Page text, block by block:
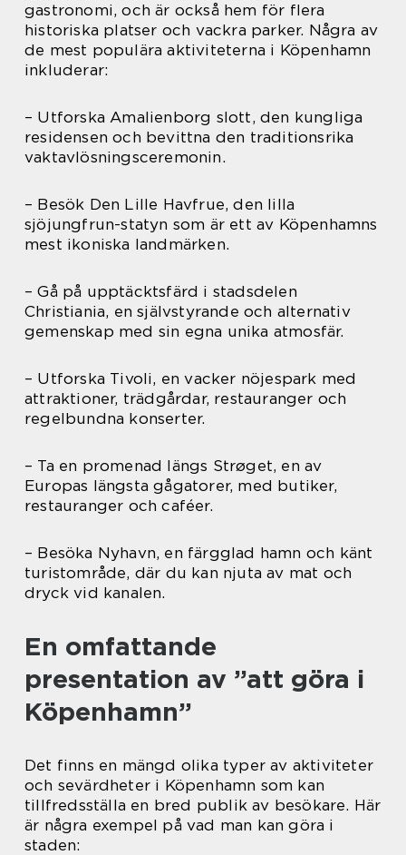
gastronomi, och är också hem för flera
historiska platser och vackra parker. Några av
de mest populära aktiviteterna i Köpenhamn
inkluderar:
– Utforska Amalienborg slott, den kungliga
residensen och bevittna den traditionsrika
vaktavlösningsceremonin.
– Besök Den Lille Havfrue, den lilla
sjöjungfrun-statyn som är ett av Köpenhamns
mest ikoniska landmärken.
– Gå på upptäcktsfärd i stadsdelen
Christiania, en självstyrande och alternativ
gemenskap med sin egna unika atmosfär.
– Utforska Tivoli, en vacker nöjespark med
attraktioner, trädgårdar, restauranger och
regelbundna konserter.
– Ta en promenad längs Strøget, en av
Europas längsta gågatorer, med butiker,
restauranger och caféer.
– Besöka Nyhavn, en färgglad hamn och känt
turistområde, där du kan njuta av mat och
dryck vid kanalen.
En omfattande
presentation av ”att göra i
Köpenhamn”
Det finns en mängd olika typer av aktiviteter
och sevärdheter i Köpenhamn som kan
tillfredsställa en bred publik av besökare. Här
är några exempel på vad man kan göra i
staden: